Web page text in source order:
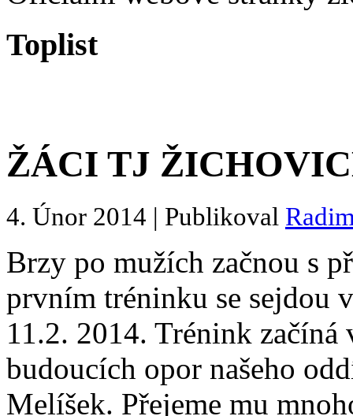
Toplist
ŽÁCI TJ
4. Únor 2014 | Publikoval
Brzy po mužích začnou s
prvním tréninku se sejdou
11.2. 2014. Trénink začíná
budoucích opor našeho
Melíšek. Přejeme mu